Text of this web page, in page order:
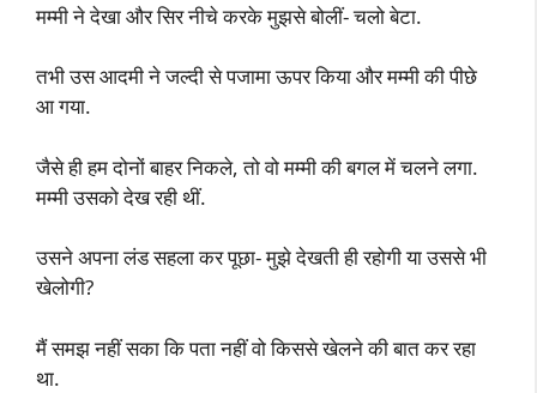
मम्मी ने देखा और सिर नीचे करके मुझसे बोलीं- चलो बेटा.
तभी उस आदमी ने जल्दी से पजामा ऊपर किया और मम्मी की पीछे
आ गया.
जैसे ही हम दोनों बाहर निकले, तो वो मम्मी की बगल में चलने लगा.
मम्मी उसको देख रही थीं.
उसने अपना लंड सहला कर पूछा- मुझे देखती ही रहोगी या उससे भी
खेलोगी?
मैं समझ नहीं सका कि पता नहीं वो किससे खेलने की बात कर रहा
था.